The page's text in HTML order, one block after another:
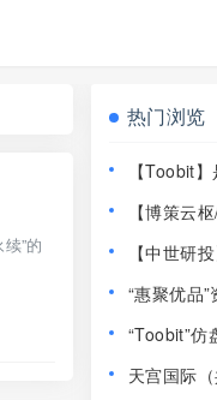
”的
热门浏览
【Toobit
【博策云
【中世研
章，高度
“惠聚优品
“Toobit”仿
骗局！
天宫国际